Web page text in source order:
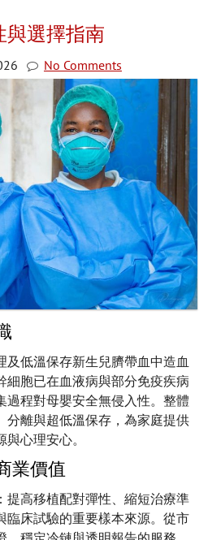
與選擇指南
No Comments
及低溫保存新生兒臍帶血中造血
細胞已在血液病與部分免疫疾病
過程對母嬰安全無侵入性。整體
分離與超低溫保存，為家庭提供
心理安心。
業價值
提高移植配對彈性、縮短治療準
臨床試驗的重要樣本來源。從市